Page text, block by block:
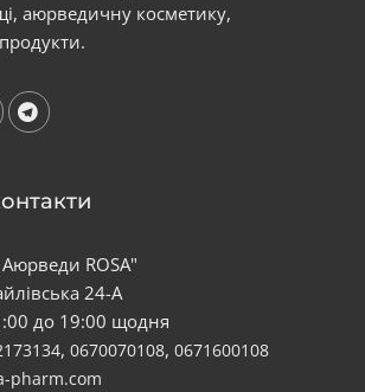
аюрведичну косметику,
ROSA"
24-А
до 19:00 щодня
, 0670070108, 0671600108
pharm.com